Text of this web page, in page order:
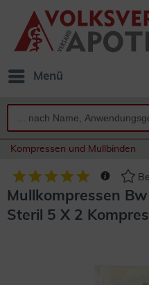
Menü
Kompressen und Mullbinden
Mullkompressen
Steril 5 X 2